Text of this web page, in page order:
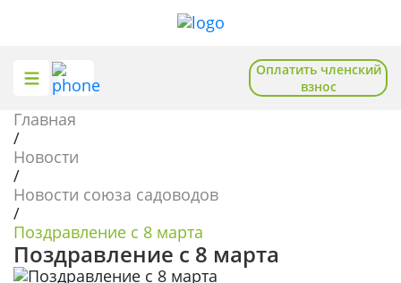
Оплатить членский
взнос
О союзе
Отделения
Новости
База знаний
Полезное и познавательное
Главная
/
Новости
/
Новости союза садоводов
/
Поздравление с 8 марта
Поздравление с 8 марта